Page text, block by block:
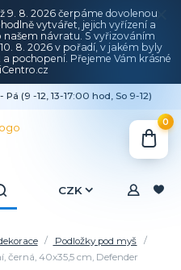
9. 8. 2026 čerpáme dovolenou.
vytvářet, jejich vyřízení a
našem návratu. S vyřizováním
8. 2026 v pořadí, v jakém byly
pochopení. Přejeme Vám krásné
CZK
Pá (9 -12, 13-17:00 hod, So 9-12)
0
Podložky pod myš
černá, 40x35,5 cm, Defender